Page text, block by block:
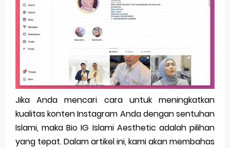
Pp Wa Couple Pasangan: Cara Terbaik Untuk Menjaga Hubungan
Cara Mengecek Windows Ori
Simpan Profil Ig Dengan Mudah
Aplikasi Togel Android: Solusi Praktis Untuk Pecinta Togel
Siap Video Call, tapi Download Aplikasinya Dulu, Abangku
Friday, 7 August
Jika Anda mencari cara untuk meningkatkan
kualitas konten Instagram Anda dengan sentuhan
Islami, maka Bio IG Islami Aesthetic adalah pilihan
yang tepat. Dalam artikel ini, kami akan membahas